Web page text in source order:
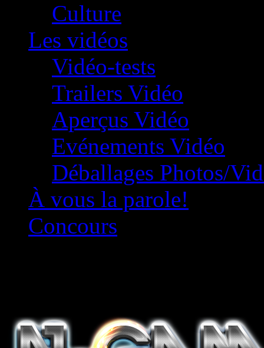
Culture
Les vidéos
Vidéo-tests
Trailers Vidéo
Aperçus Vidéo
Evénements Vidéo
Déballages Photos/
À vous la parole!
Concours